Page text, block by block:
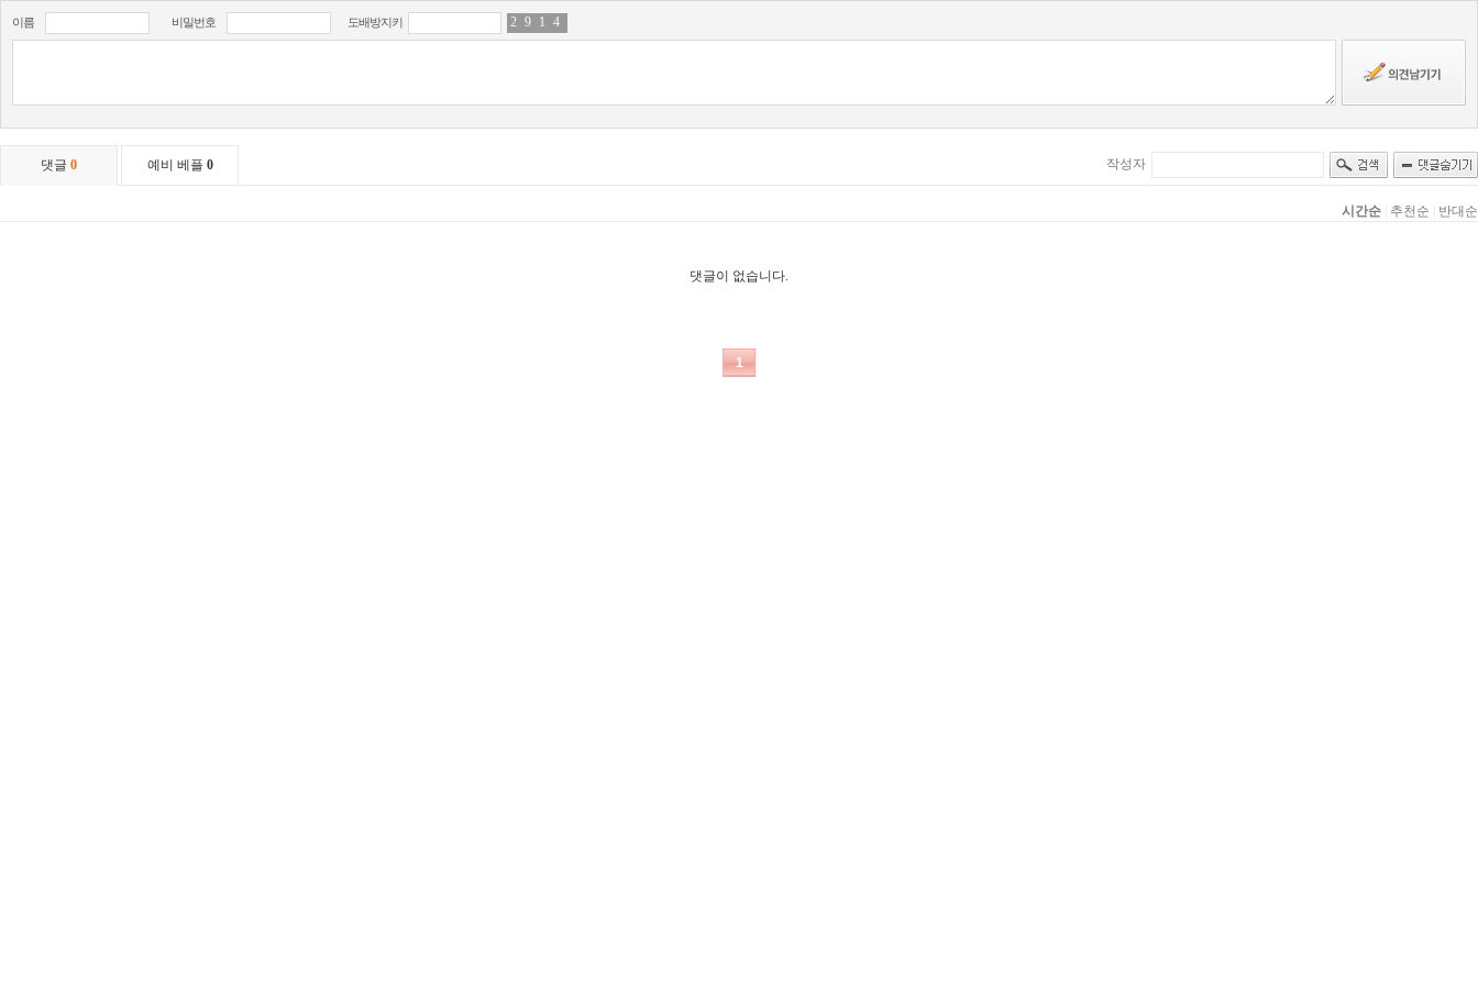
이름 비밀번호 도배방지키 2 9 1 4
댓글 0 예비 베플 0 작성자
시간순 추천순 반대순
댓글이 없습니다.
1